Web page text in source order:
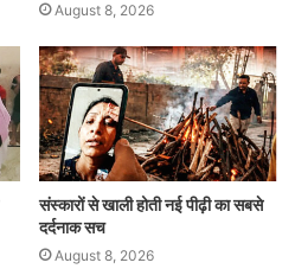
August 8, 2026
संस्कारों से खाली होती नई पीढ़ी का सबसे
दर्दनाक सच
August 8, 2026